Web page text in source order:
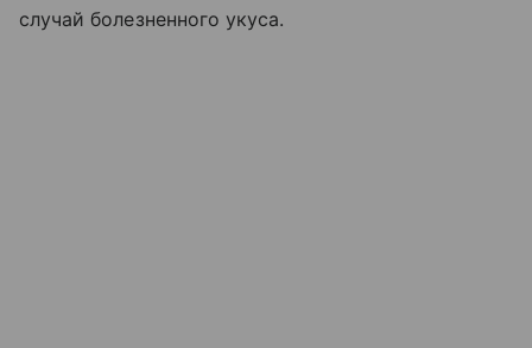
случай болезненного укуса.